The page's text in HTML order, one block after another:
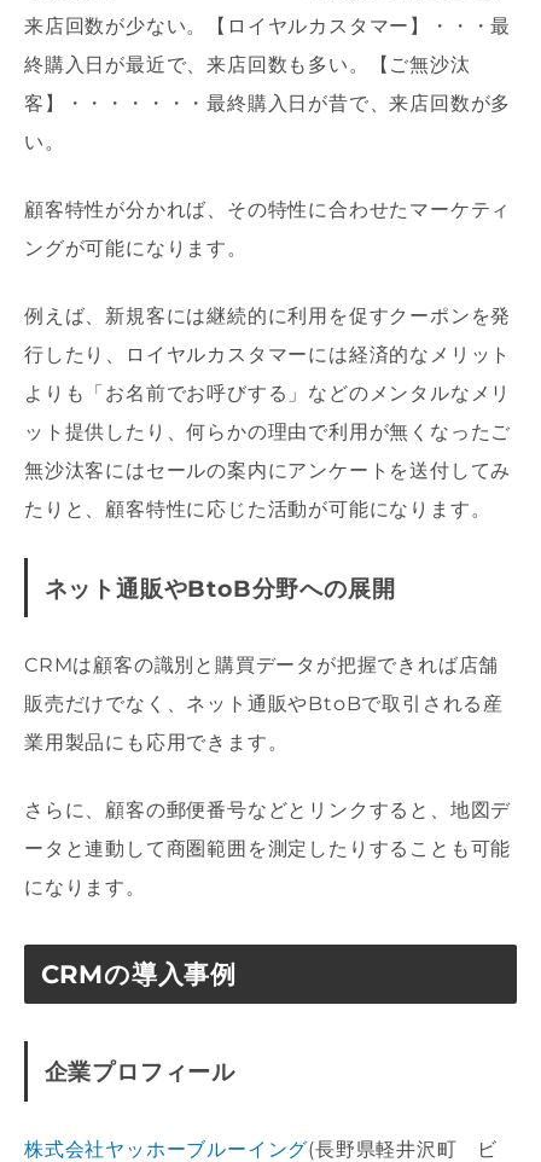
来店回数が少ない。【ロイヤルカスタマー】・・・最
終購入日が最近で、来店回数も多い。【ご無沙汰
客】・・・・・・・最終購入日が昔で、来店回数が多
い。
顧客特性が分かれば、その特性に合わせたマーケティ
ングが可能になります。
例えば、新規客には継続的に利用を促すクーポンを発
行したり、ロイヤルカスタマーには経済的なメリット
よりも「お名前でお呼びする」などのメンタルなメリ
ット提供したり、何らかの理由で利用が無くなったご
無沙汰客にはセールの案内にアンケートを送付してみ
たりと、顧客特性に応じた活動が可能になります。
ネット通販やBtoB分野への展開
CRMは顧客の識別と購買データが把握できれば店舗
販売だけでなく、ネット通販やBtoBで取引される産
業用製品にも応用できます。
さらに、顧客の郵便番号などとリンクすると、地図デ
ータと連動して商圏範囲を測定したりすることも可能
になります。
CRMの導入事例
企業プロフィール
株式会社ヤッホーブルーイング(長野県軽井沢町 ビ